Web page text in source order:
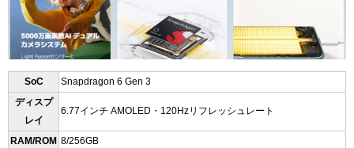
SoC
Snapdragon 6 Gen 3
ディスプ
レイ
6.77インチ AMOLED・120Hzリフレッシュレート
RAM/ROM 8/256GB